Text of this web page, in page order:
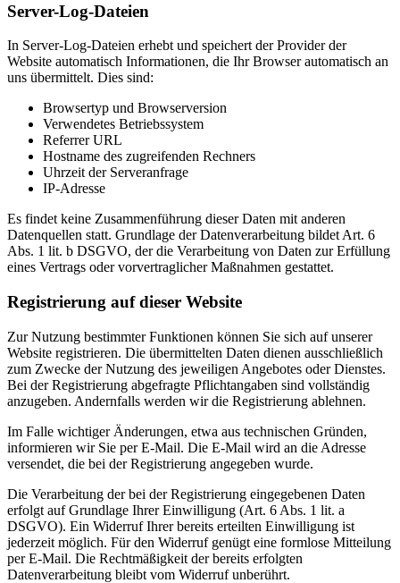
Server-Log-Dateien
In Server-Log-Dateien erhebt und speichert der Provider der
Website automatisch Informationen, die Ihr Browser automatisch an
uns übermittelt. Dies sind:
Browsertyp und Browserversion
Verwendetes Betriebssystem
Referrer URL
Hostname des zugreifenden Rechners
Uhrzeit der Serveranfrage
IP-Adresse
Es findet keine Zusammenführung dieser Daten mit anderen
Datenquellen statt. Grundlage der Datenverarbeitung bildet Art. 6
Abs. 1 lit. b DSGVO, der die Verarbeitung von Daten zur Erfüllung
eines Vertrags oder vorvertraglicher Maßnahmen gestattet.
Registrierung auf dieser Website
Zur Nutzung bestimmter Funktionen können Sie sich auf unserer
Website registrieren. Die übermittelten Daten dienen ausschließlich
zum Zwecke der Nutzung des jeweiligen Angebotes oder Dienstes.
Bei der Registrierung abgefragte Pflichtangaben sind vollständig
anzugeben. Andernfalls werden wir die Registrierung ablehnen.
Im Falle wichtiger Änderungen, etwa aus technischen Gründen,
informieren wir Sie per E-Mail. Die E-Mail wird an die Adresse
versendet, die bei der Registrierung angegeben wurde.
Die Verarbeitung der bei der Registrierung eingegebenen Daten
erfolgt auf Grundlage Ihrer Einwilligung (Art. 6 Abs. 1 lit. a
DSGVO). Ein Widerruf Ihrer bereits erteilten Einwilligung ist
jederzeit möglich. Für den Widerruf genügt eine formlose Mitteilung
per E-Mail. Die Rechtmäßigkeit der bereits erfolgten
Datenverarbeitung bleibt vom Widerruf unberührt.